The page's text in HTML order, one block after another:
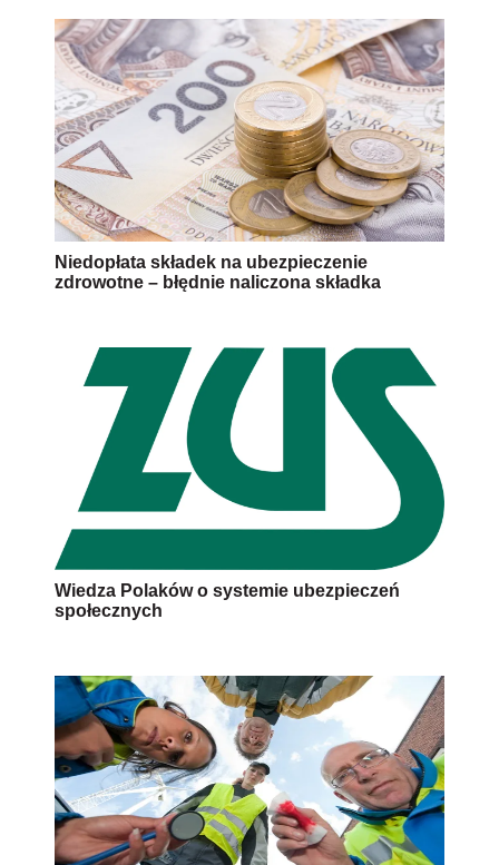
Niedopłata składek na ubezpieczenie
zdrowotne – błędnie naliczona składka
Wiedza Polaków o systemie ubezpieczeń
społecznych